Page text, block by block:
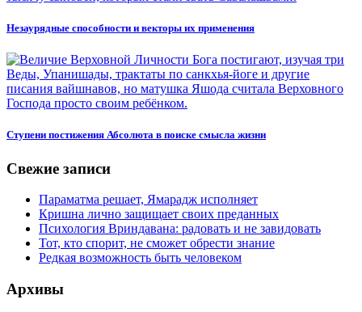
Незаурядные способности и векторы их применения
Ступени постижения Абсолюта в поиске смысла жизни
Свежие записи
Параматма решает, Ямарадж исполняет
Кришна лично защищает своих преданных
Психология Вриндавана: радовать и не завидовать
Тот, кто спорит, не сможет обрести знание
Редкая возможность быть человеком
Архивы